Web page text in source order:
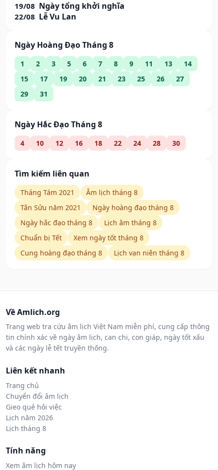
19/08 Ngày tổng khởi nghĩa
22/08 Lễ Vu Lan
Ngày Hoàng Đạo Tháng 8
1 2 3 5 6 7 8 9 11 13
14
15
17 19 20 21 23 25 26
27
29
31
Ngày Hắc Đạo Tháng 8
4 10 12 16 18 22 24 28 30
Tìm kiếm liên quan
Tháng Tám 2021
Âm lịch tháng 8
Tân Sửu năm 2021
Ngày hoàng đạo tháng 8
Ngày hắc đạo tháng 8
Lịch âm tháng 8
Chuẩn bị Tết
Xem ngày tốt tháng 8
Cung hoàng đạo tháng 8
Lịch vạn niên tháng 8
Về Amlich.org
Trang web tra cứu âm lịch Việt Nam miễn phí, cung cấp thông
tin chính xác về ngày âm lịch, can chi, con giáp, ngày tốt xấu
và các ngày lễ tết truyền thống.
Liên kết nhanh
Trang chủ
Chuyển đổi âm lịch
Gieo quẻ hỏi việc
Lịch năm 2026
Lịch tháng 8
Tính năng
Xem âm lịch hôm nay